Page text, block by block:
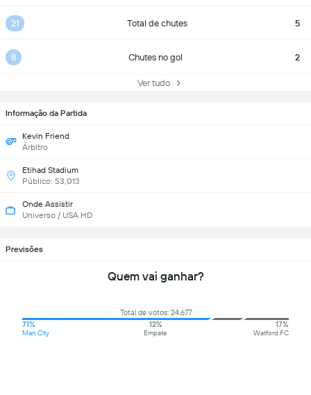
21 Total de chutes 5
8 Chutes no gol 2
Ver tudo
Informação da Partida
Kevin Friend
Árbitro
Etihad Stadium
Público: 53,013
Onde Assistir
Universo / USA HD
Previsões
Quem vai ganhar?
Total de votos: 24,677
71%
Man City
12%
Empate
17%
Watford FC